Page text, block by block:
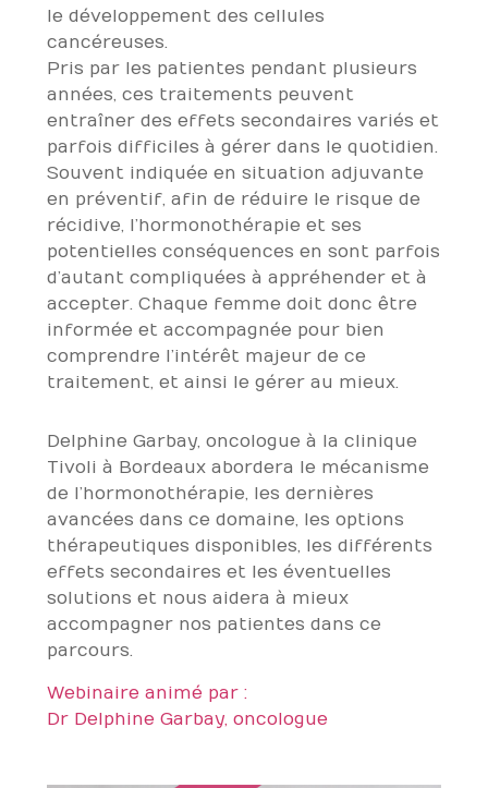
le développement des cellules
cancéreuses.
Pris par les patientes pendant plusieurs
années, ces traitements peuvent
entraîner des effets secondaires variés et
parfois difficiles à gérer dans le quotidien.
Souvent indiquée en situation adjuvante
en préventif, afin de réduire le risque de
récidive, l’hormonothérapie et ses
potentielles conséquences en sont parfois
d’autant compliquées à appréhender et à
accepter. Chaque femme doit donc être
informée et accompagnée pour bien
comprendre l’intérêt majeur de ce
traitement, et ainsi le gérer au mieux.
Delphine Garbay, oncologue à la clinique
Tivoli à Bordeaux abordera le mécanisme
de l’hormonothérapie, les dernières
avancées dans ce domaine, les options
thérapeutiques disponibles, les différents
effets secondaires et les éventuelles
solutions et nous aidera à mieux
accompagner nos patientes dans ce
parcours.
Webinaire animé par :
Dr Delphine Garbay, oncologue